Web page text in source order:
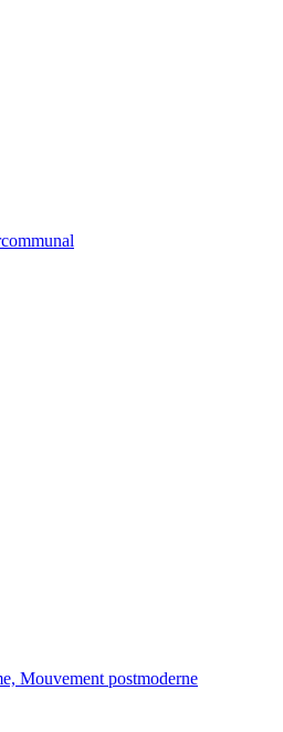
Mouvement postmoderne